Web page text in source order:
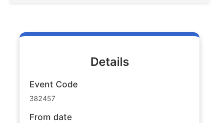
Details
Event Code
382457
From date